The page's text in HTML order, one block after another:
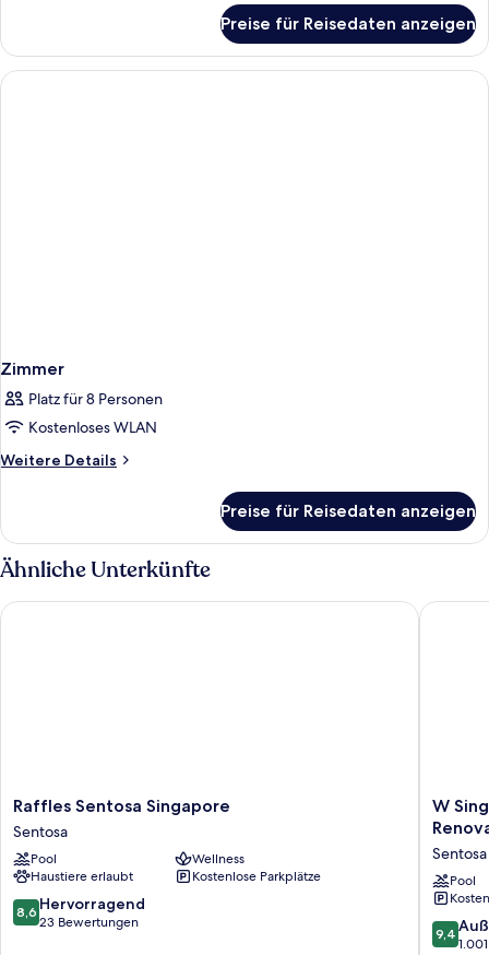
Preise für Reisedaten anzeigen
Zimmer
Platz für 8 Personen
Kostenloses WLAN
Weitere Details
Weitere
Preise für Reisedaten anzeigen
Ähnliche Unterkünfte
Raffles
Sentosa
Singapore
Sentosa
Raffles Sentosa Singapore
Sentosa
Pool
Wellness
Haustiere erlaubt
Kostenlose Parkplätze
8.6
von
8,6 Hervorragend
23 Bewertungen
Raffles Sentosa Singapore
W
Sentosa
Cove
(Newly
Sentosa
W
Sentosa
Pool
9.4
von
9,4
W